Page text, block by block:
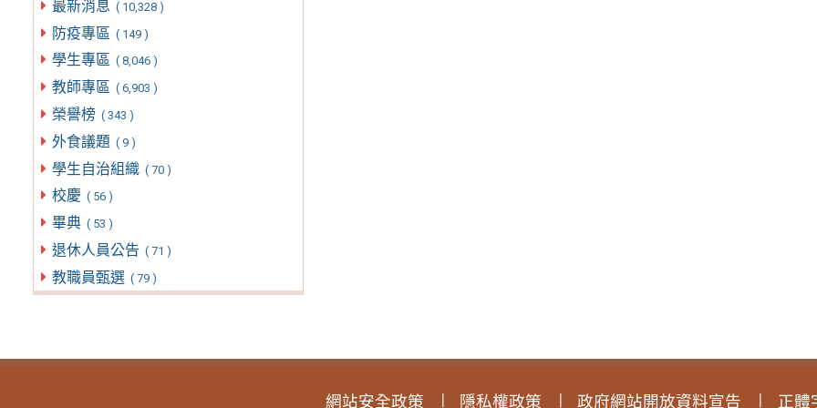
最新消息 ( 10,328 )
防疫專區 ( 149 )
學生專區 ( 8,046 )
教師專區 ( 6,903 )
榮譽榜 ( 343 )
外食議題 ( 9 )
學生自治組織 ( 70 )
校慶 ( 56 )
畢典 ( 53 )
退休人員公告 ( 71 )
教職員甄選 ( 79 )
網站安全政策 隱私權政策 政府網站開放資料宣告 正體